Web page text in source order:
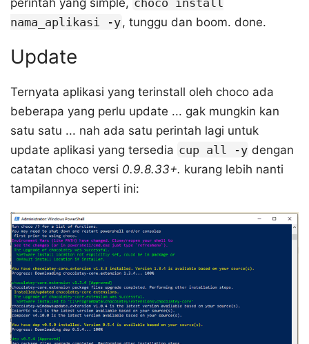
nama_aplikasi -y, tunggu dan boom. done.
Update
Ternyata aplikasi yang terinstall oleh choco ada
beberapa yang perlu update ... gak mungkin kan
satu satu ... nah ada satu perintah lagi untuk
update aplikasi yang tersedia cup all -y dengan
catatan choco versi 0.9.8.33+. kurang lebih nanti
tampilannya seperti ini: